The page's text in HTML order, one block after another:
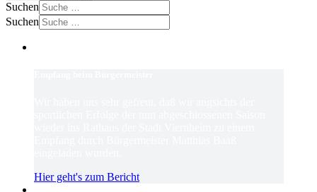
Suchen
Suchen
Hier geht's zum Bericht